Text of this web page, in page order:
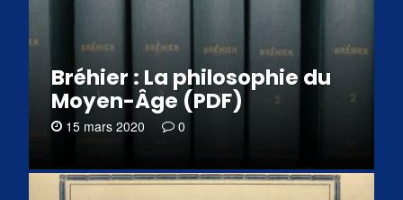
Bréhier : La philosophie du
Moyen-Âge (PDF)
15 mars 2020 0